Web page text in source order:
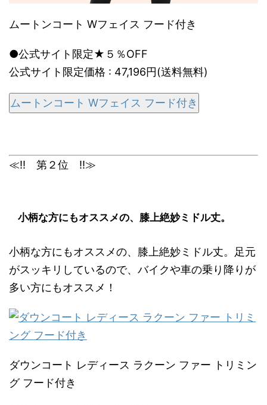
ムートンコート Wフェイス フード付き
●公式サイト限定★５％OFF
公式サイト限定価格 : 47,196円(送料無料)
ムートンコート Wフェイス フード付き
≪!! 第２位 !!≫
小柄な方にもオススメの、膝上絶妙ミドル丈。
小柄な方にもオススメの、膝上絶妙ミドル丈。足元
がスッキリしているので、バイクや車の乗り降りが
多い方にもオススメ！
ダウンコート レディース ラクーン ファー トリミン
グ フード付き